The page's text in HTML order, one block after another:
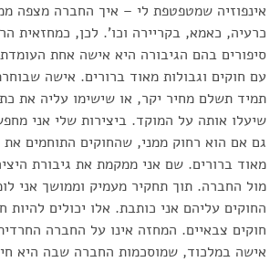
אינפוזיה שמטפטפת לי – איך החברה מצפה
כרעיה, כאמא, בקריירה וכו'. לכן, כמחזאית
סיפורים בהם הגיבורה היא אישה אחת
עם חוקים וגבולות מאוד ברורים. אישה
תמיד תשלם מחיר יקר, או שישימו עליה את
שיעלו אותה על המוקד. ביצירות שלי אני
גם אם הוא רחוק ממני, שהחוקים התוחמים
מאוד ברורים. שם אני ממקמת את גיבורת
מול החברה. תוך תחקיר מעמיק וממושך אני
החוקים עליהם אני כותבת. אלו יכולים להיות
חוקים צבאיים. המחזה אינו על החברה
אישה במלכוד, שמוסכמות החברה שבה היא